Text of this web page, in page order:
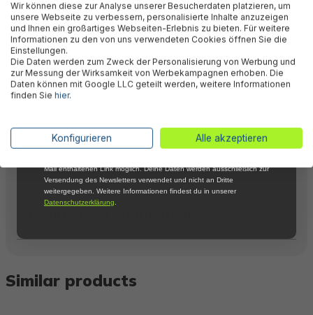
Valuations
Technical data
Warnings
Similar products
Wir können diese zur Analyse unserer Besucherdaten platzieren, um
unsere Webseite zu verbessern, personalisierte Inhalte anzuzeigen
und Ihnen ein großartiges Webseiten-Erlebnis zu bieten. Für weitere
Informationen zu den von uns verwendeten Cookies öffnen Sie die
Einstellungen.
Die Daten werden zum Zweck der Personalisierung von Werbung und
zur Messung der Wirksamkeit von Werbekampagnen erhoben. Die
Daten können mit Google LLC geteilt werden, weitere Informationen
finden Sie hier.
Konfigurieren Alle akzeptieren
Newsletter, verpasse keine Neuigkeiten und
Aktionen mehr und sichere Dir 5 %
Willkommensrabatt auf nicht reduzierte Ware
bei Deiner ersten Bestellung !*
Email
*Mit der Anmeldung zum Newsletter stimmst du zu, regelmäßig per E-
Mail über aktuelle Angebote, Aktionen und Produktneuheiten
Mail enthaltenen Link möglich. Deine Daten werden ausschließlich zur
Versendung des Newsletters verwendet und nicht an Dritte
weitergegeben. Weitere Informationen findest du in unserer
Datenschutzerklärung